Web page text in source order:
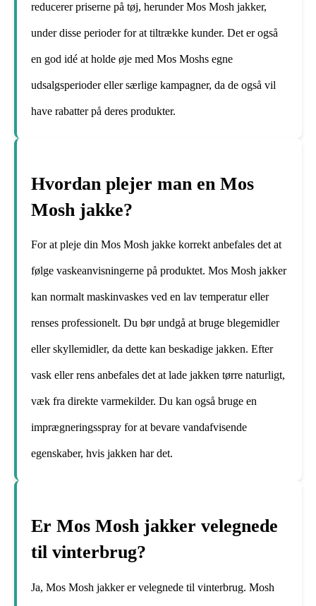
reducerer priserne på tøj, herunder Mos Mosh jakker,
under disse perioder for at tiltrække kunder. Det er også
en god idé at holde øje med Mos Moshs egne
udsalgsperioder eller særlige kampagner, da de også vil
have rabatter på deres produkter.
Hvordan plejer man en Mos
Mosh jakke?
For at pleje din Mos Mosh jakke korrekt anbefales det at
følge vaskeanvisningerne på produktet. Mos Mosh jakker
kan normalt maskinvaskes ved en lav temperatur eller
renses professionelt. Du bør undgå at bruge blegemidler
eller skyllemidler, da dette kan beskadige jakken. Efter
vask eller rens anbefales det at lade jakken tørre naturligt,
væk fra direkte varmekilder. Du kan også bruge en
imprægneringsspray for at bevare vandafvisende
egenskaber, hvis jakken har det.
Er Mos Mosh jakker velegnede
til vinterbrug?
Ja, Mos Mosh jakker er velegnede til vinterbrug. Mosh